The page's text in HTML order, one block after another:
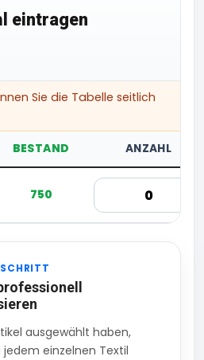
eintragen
Sie die Tabelle seitlich
BESTAND ANZAHL
750
ausgewählt haben,
einzelnen Textil